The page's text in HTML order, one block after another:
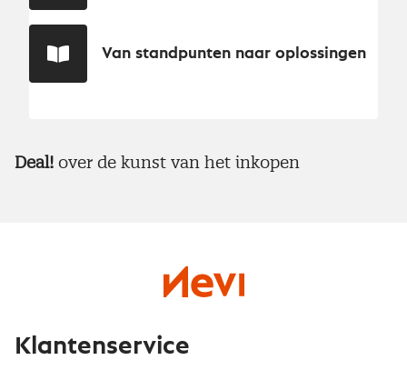
Van standpunten naar oplossingen
Deal! over de kunst van het inkopen
Klantenservice